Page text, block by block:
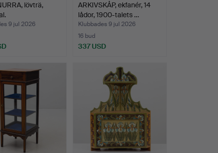
lövträ,
9 jul 2026
ARKIVSKÅP, ekfanér, 14
lådor, 1900-talets …
Klubbades 9 jul 2026
16 bud
337 USD